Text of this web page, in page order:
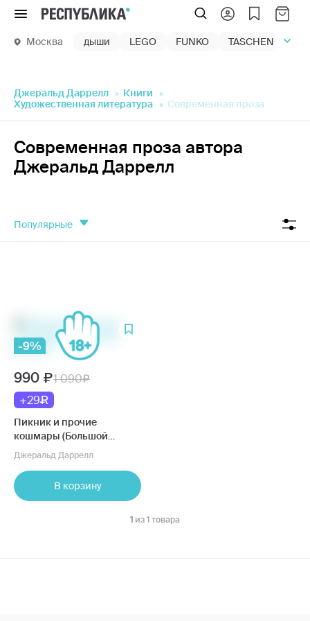
Меню
Москва дыши LEGO FUNKO TASCHEN
Джеральд Даррелл
Книги
Художественная литература
Современная проза
Современная проза автора
Джеральд Даррелл
популярные
-9%
990
1 090
+29
Пикник и прочие
кошмары (Большой
роман)
Джеральд Даррелл
В корзину
1 из 1 товара